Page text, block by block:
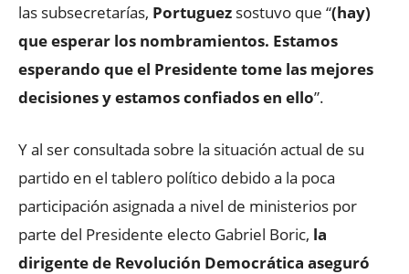
las subsecretarías, Portuguez sostuvo que “(hay)
que esperar los nombramientos. Estamos
esperando que el Presidente tome las mejores
decisiones y estamos confiados en ello”.
Y al ser consultada sobre la situación actual de su
partido en el tablero político debido a la poca
participación asignada a nivel de ministerios por
parte del Presidente electo Gabriel Boric, la
dirigente de Revolución Democrática aseguró